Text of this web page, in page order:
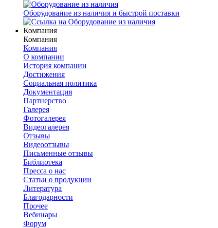
Оборудование из наличия и быстрой поставки
Компания
Компания
Компания
О компании
История компании
Достижения
Социальная политика
Документация
Партнерство
Галерея
Фотогалерея
Видеогалерея
Отзывы
Видеоотзывы
Письменные отзывы
Библиотека
Пресса о нас
Статьи о продукции
Литература
Благодарности
Прочее
Вебинары
Форум